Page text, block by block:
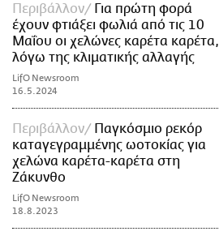
Περιβάλλον
Για πρώτη φορά
έχουν φτιάξει φωλιά από τις 10
Μαΐου οι χελώνες καρέτα καρέτα,
λόγω της κλιματικής αλλαγής
LifO Newsroom
16.5.2024
Περιβάλλον
Παγκόσμιο ρεκόρ
καταγεγραμμένης ωοτοκίας για
χελώνα καρέτα-καρέτα στη
Ζάκυνθο
LifO Newsroom
18.8.2023